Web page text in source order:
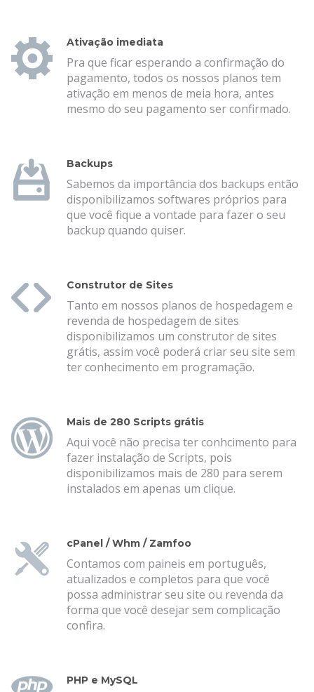
Ativação imediata
Pra que ficar esperando a confirmação do
pagamento, todos os nossos planos tem
ativação em menos de meia hora, antes
mesmo do seu pagamento ser confirmado.
Backups
Sabemos da importância dos backups então
disponibilizamos softwares próprios para
que você fique a vontade para fazer o seu
backup quando quiser.
Construtor de Sites
Tanto em nossos planos de hospedagem e
revenda de hospedagem de sites
disponibilizamos um construtor de sites
grátis, assim você poderá criar seu site sem
ter conhecimento em programação.
Mais de 280 Scripts grátis
Aqui você não precisa ter conhcimento para
fazer instalação de Scripts, pois
disponibilizamos mais de 280 para serem
instalados em apenas um clique.
cPanel / Whm / Zamfoo
Contamos com paineis em português,
atualizados e completos para que você
possa administrar seu site ou revenda da
forma que você desejar sem complicação
confira.
PHP e MySQL